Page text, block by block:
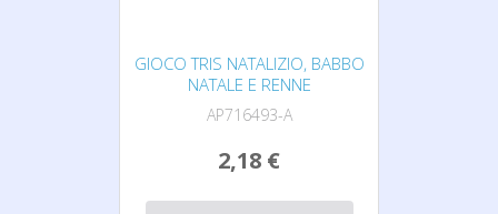
GIOCO TRIS NATALIZIO, BABBO
NATALE E RENNE
AP716493-A
2,18 €